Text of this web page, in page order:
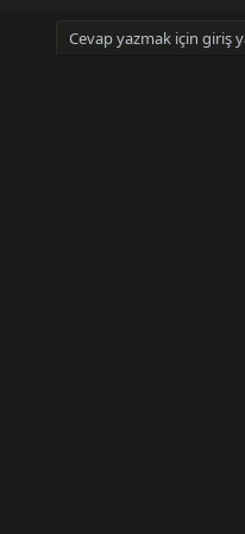
Cevap yazmak için giriş